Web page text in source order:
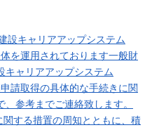
設キャリアアップシステム
を運用されております一般財
キャリアアップシステム
請取得の具体的な手続きに関
参考までご連絡致します。
する措置の周知とともに、積